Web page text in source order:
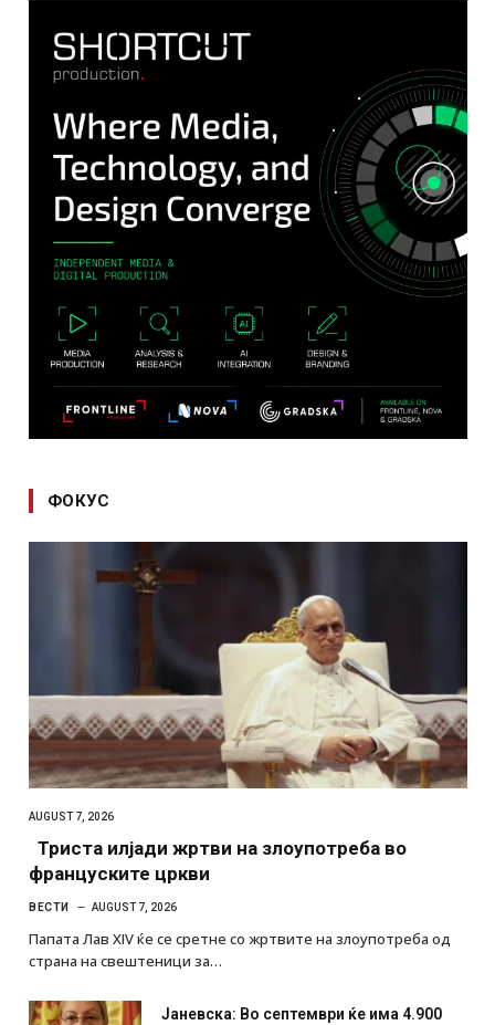
ФОКУС
AUGUST 7, 2026
Триста илјади жртви на злоупотреба во
француските цркви
ВЕСТИ AUGUST 7, 2026
Папата Лав XIV ќе се сретне со жртвите на злоупотреба од
страна на свештеници за…
Јаневска: Во септември ќе има 4.900